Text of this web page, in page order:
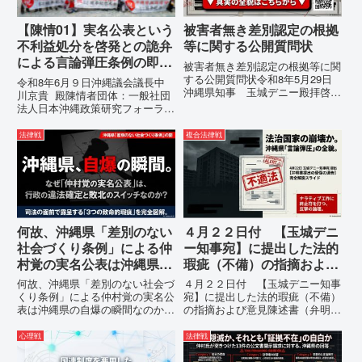
【陳情01】実名公表という
不利益処分を啓発との詭弁
による言論弾圧条例の即時
運用停止を求める陳情
令和8年6月９日沖縄議会議長中
川京貴 殿陳情者団体：一般社団
法人日本沖縄政策研究フォーラム
所：沖縄県那覇市電 話：
080- 実名公表という不利益処分
を啓発との詭弁による言論弾圧条
例の即時運用停止を求める陳情
被害者無き差別認定の根拠
等に関する公開質問状
被害者無き差別認定の根拠等に関
する公開質問状令和8年5月29日
沖縄県知事 玉城デニー殿拝啓貴
ます。私は、適正な意見陳述（弁
明）を行うにあたり、沖縄県行政
手続条例第28条で定められた...
法律戦
何故、沖縄県「差別のない
社会づくり条例」による仲
村覚の実名公表は沖縄県の
自爆の瞬間なのか？その3
つの理由。
何故、沖縄県「差別のない社会づ
くり条例」による仲村覚の実名公
表は沖縄県の自爆の瞬間なのか？
強行しようとしている「仲村覚の
実名公表」。行政側はこの行為
複合法律戦
４月２２日付 【玉城デニ
ー知事宛】に提出した法的
瑕疵（不備）の指摘および
意見陳述書（弁明書）提出
の留保の通告
４月２２日付 【玉城デニー知事
宛】に提出した法的瑕疵（不備）
の指摘および意見陳述書（弁明
に、玉城デニー宛に以下の違法状
態の指摘と意見陳述（弁明）留保
心理戦 法律戦